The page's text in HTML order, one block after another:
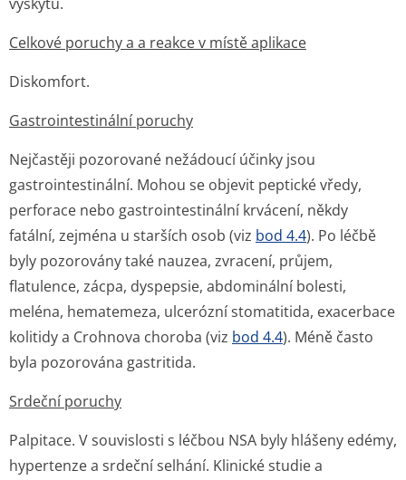
hypertenze a srdeční selhání. Klinické studie a
epidemiologické údaje poukazují na to, že podávání
dlouhou dobu) může souviset s mírným zvýšením rizika
(viz
bod 4.4
Poruchy krve a lymfatického systému
Snížené hodnoty hemoglobinu a hematokritu, snížená
agregace trombocytů, anemie, trombocytopenie,
Henoch-Schonleinova purpura, leukopenie, eozinofilie.
Vzácně se může vyskytnout aplastická nebo hemolytická
anemie nebo epistaxe.
Poruchy nervového sytému
Závratě, bolesti hlavy, somnolence, insomnie, deprese,
poruchy nálady, nervozita, halucinace, bizarní sny,